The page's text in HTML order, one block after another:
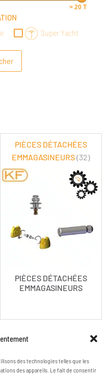
des technologies telles que les
des appareils. Le fait de consentir
> 20 T
Super Yacht
PIÈCES DÉTACHÉES
EMMAGASINEURS
PIÈCES DÉTACHÉES
EMMAGASINEURS(32)